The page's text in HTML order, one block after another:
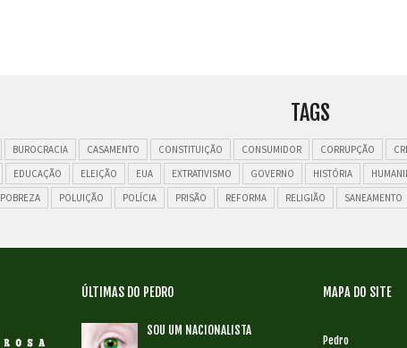
TAGS
BUROCRACIA CASAMENTO CONSTITUIÇÃO CONSUMIDOR CORRUPÇÃO
EDUCAÇÃO ELEIÇÃO EUA EXTRATIVISMO GOVERNO HISTÓRIA
POBREZA POLUIÇÃO POLÍCIA PRISÃO REFORMA RELIGIÃO SANEAMENTO
ÚLTIMAS DO PEDRO
SOU UM NACIONALISTA
MAPA DO SITE
Pedro